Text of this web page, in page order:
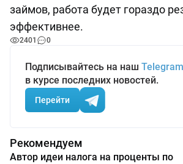
займов, работа будет гораздо
эффективнее.
2401 0
Подписывайтесь на наш Telegram
в курсе последних новостей.
Перейти
Рекомендуем
Автор идеи налога на проценты по